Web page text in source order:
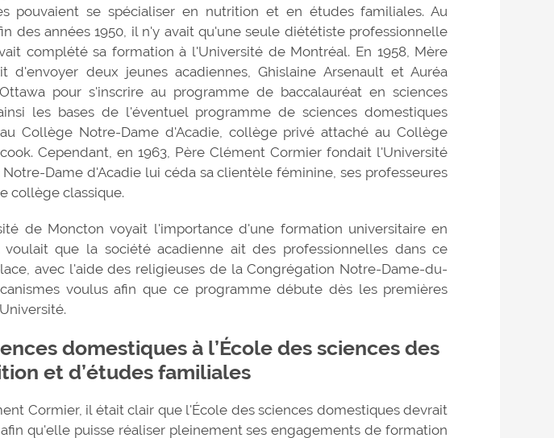
pouvaient se spécialiser en nutrition et en études familiales. Au
des années 1950, il n'y avait qu'une seule diététiste professionnelle
complété sa formation à l'Université de Montréal. En 1958, Mère
d'envoyer deux jeunes acadiennes, Ghislaine Arsenault et Auréa
pour s'inscrire au programme de baccalauréat en sciences
les bases de l'éventuel programme de sciences domestiques
Collège Notre-Dame d'Acadie, collège privé attaché au Collège
Cependant, en 1963, Père Clément Cormier fondait l'Université
Dame d'Acadie lui céda sa clientèle féminine, ses professeures
collège classique.
de Moncton voyait l'importance d'une formation universitaire en
que la société acadienne ait des professionnelles dans ce
avec l'aide des religieuses de la Congrégation Notre-Dame-du-
voulus afin que ce programme débute dès les premières
domestiques à l’École des sciences des
et d’études familiales
Cormier, il était clair que l'École des sciences domestiques devrait
qu'elle puisse réaliser pleinement ses engagements de formation